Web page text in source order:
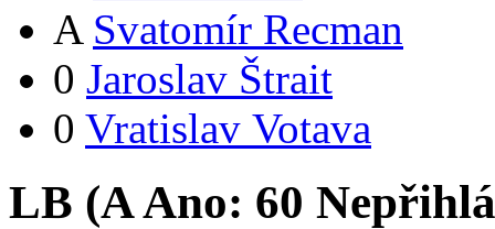
A Svatomír Recman
0 Jaroslav Štrait
0 Vratislav Votava
LB (AAno: 60